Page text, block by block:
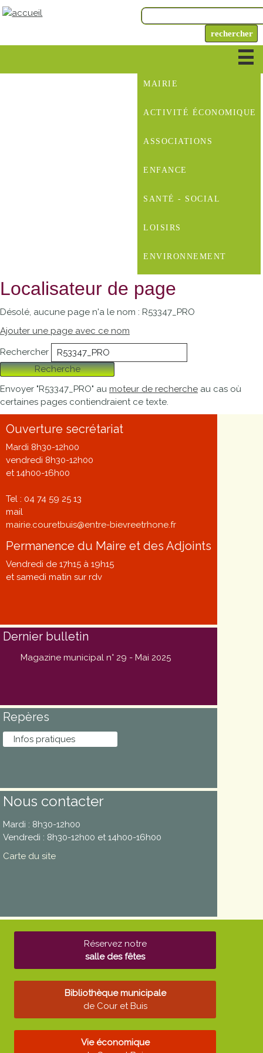
MAIRIE
ACTIVITÉ ÉCONOMIQUE
ASSOCIATIONS
ENFANCE
SANTÉ - SOCIAL
LOISIRS
ENVIRONNEMENT
Localisateur de page
Désolé, aucune page n'a le nom : R53347_PRO
Ajouter une page avec ce nom
Rechercher
Recherche
Envoyer "R53347_PRO" au moteur de recherche au cas où
certaines pages contiendraient ce texte.
Ouverture secrétariat
Mardi 8h30-12h00
vendredi 8h30-12h00
et 14h00-16h00
Tel : 04 74 59 25 13
mail
mairie.couretbuis@entre-bievreetrhone.fr
Permanence du Maire et des Adjoints
Vendredi de 17h15 à 19h15
et samedi matin sur rdv
Dernier bulletin
Magazine municipal n° 29 - Mai 2025
Repères
Infos pratiques
Nous contacter
Mardi : 8h30-12h00
Vendredi : 8h30-12h00 et 14h00-16h00
Carte du site
Réservez notre
salle des fêtes
Bibliothèque municipale
de Cour et Buis
Vie économique